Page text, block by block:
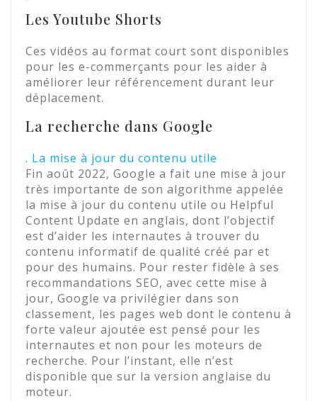
Les Youtube Shorts
Ces vidéos au format court sont disponibles
pour les e-commerçants pour les aider à
améliorer leur référencement durant leur
déplacement.
La recherche dans Google
. La mise à jour du contenu utile
Fin août 2022, Google a fait une mise à jour
très importante de son algorithme appelée
la mise à jour du contenu utile ou Helpful
Content Update en anglais, dont l’objectif
est d’aider les internautes à trouver du
contenu informatif de qualité créé par et
pour des humains. Pour rester fidèle à ses
recommandations SEO, avec cette mise à
jour, Google va privilégier dans son
classement, les pages web dont le contenu à
forte valeur ajoutée est pensé pour les
internautes et non pour les moteurs de
recherche. Pour l’instant, elle n’est
disponible que sur la version anglaise du
moteur.